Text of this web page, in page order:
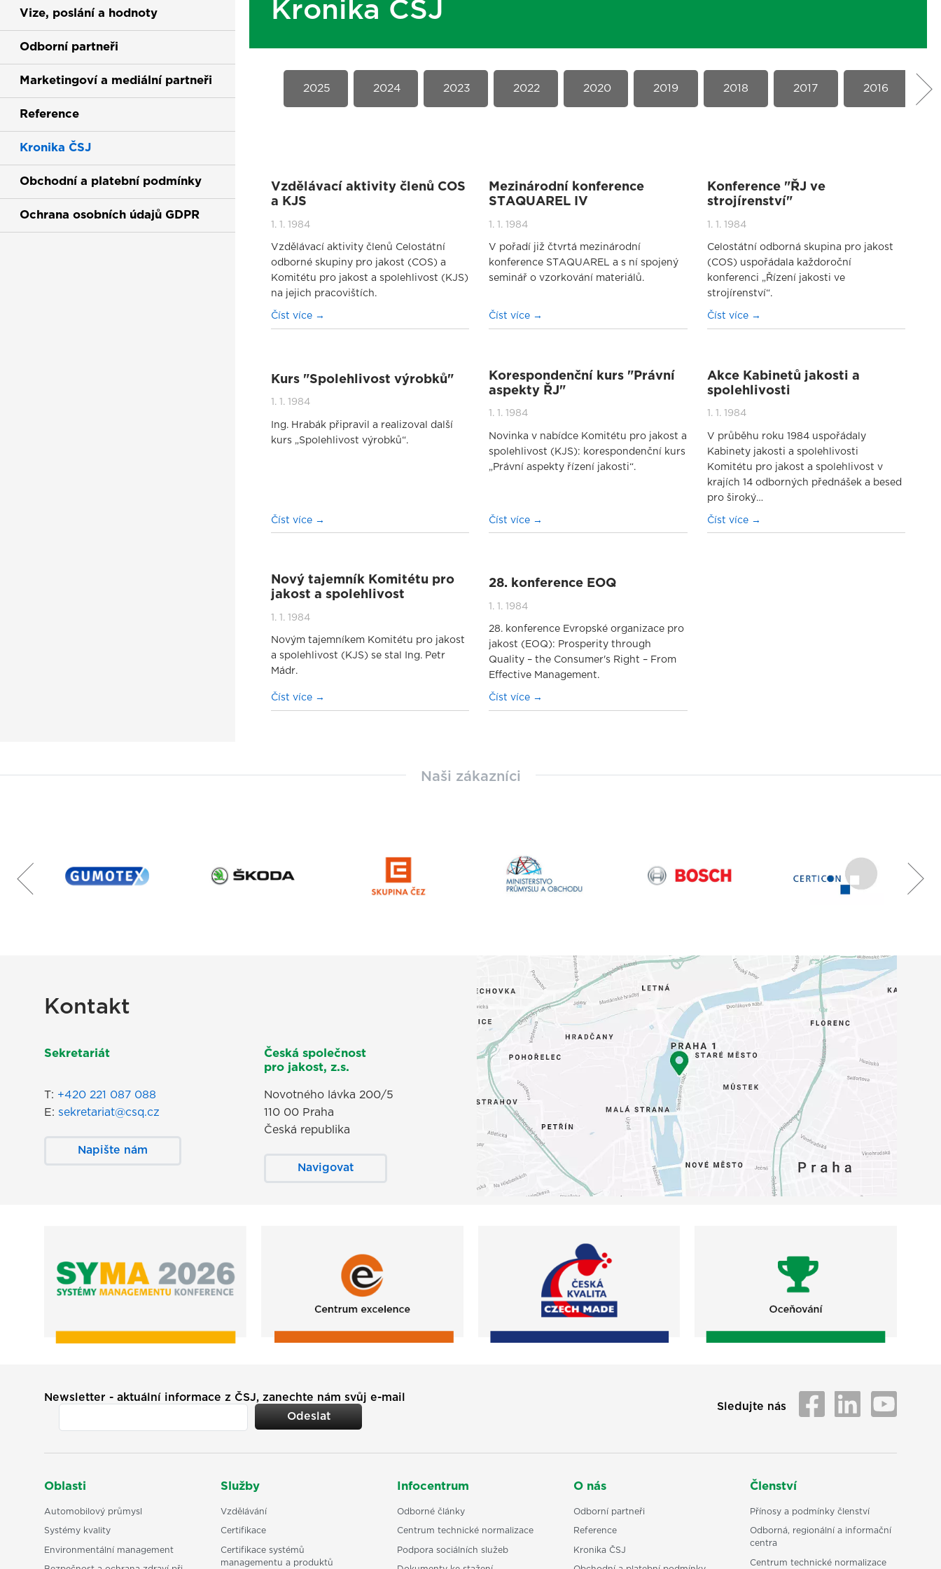
Kronika ČSJ
2025 2024 2023 2022 2020 2019 2018 2017 2016
Vzdělávací aktivity členů COS
a KJS
1. 1. 1984
Vzdělávací aktivity členů Celostátní
odborné skupiny pro jakost (COS) a
Komitétu pro jakost a spolehlivost (KJS)
na jejich pracovištích.
Číst více
Mezinárodní konference
STAQUAREL IV
1. 1. 1984
V pořadí již čtvrtá mezinárodní
konference STAQUAREL a s ní spojený
seminář o vzorkování materiálů.
Číst více
Konference "ŘJ ve
strojírenství"
1. 1. 1984
Celostátní odborná skupina pro jakost
(COS) uspořádala každoroční
konferenci „Řízení jakosti ve
strojírenství“.
Číst více
Kurs "Spolehlivost výrobků"
1. 1. 1984
Ing. Hrabák připravil a realizoval další
kurs „Spolehlivost výrobků“.
Číst více
Korespondenční kurs "Právní
aspekty ŘJ"
1. 1. 1984
Novinka v nabídce Komitétu pro jakost a
spolehlivost (KJS): korespondenční kurs
„Právní aspekty řízení jakosti“.
Číst více
Akce Kabinetů jakosti a
spolehlivosti
1. 1. 1984
V průběhu roku 1984 uspořádaly
Kabinety jakosti a spolehlivosti
Komitétu pro jakost a spolehlivost v
krajích 14 odborných přednášek a besed
pro široký…
Číst více
Nový tajemník Komitétu pro
jakost a spolehlivost
1. 1. 1984
Novým tajemníkem Komitétu pro jakost
a spolehlivost (KJS) se stal Ing. Petr
Mádr.
Číst více
28. konference EOQ
1. 1. 1984
28. konference Evropské organizace pro
jakost (EOQ): Prosperity through
Quality – the Consumer's Right – From
Effective Management.
Číst více
Vize, poslání a hodnoty
Odborní partneři
Marketingoví a mediální partneři
Reference
Kronika ČSJ
Obchodní a platební podmínky
Ochrana osobních údajů GDPR
Naši zákazníci
Kontakt
Sekretariát
T: +420 221 087 088
E: sekretariat@csq.cz
Napište nám
Česká společnost
pro jakost, z.s.
Novotného lávka 200/5
110 00 Praha
Česká republika
Navigovat
Newsletter - aktuální informace z ČSJ, zanechte nám svůj e-mail
Odeslat
Sledujte nás
Oblasti
Automobilový průmysl
Systémy kvality
Environmentální management
Služby
Vzdělávání
Certifikace
Certifikace systémů
managementu a produktů
Infocentrum
Odborné články
Centrum technické normalizace
Podpora sociálních služeb
O nás
Odborní partneři
Reference
Kronika ČSJ
Členství
Přínosy a podmínky členství
Odborná, regionální a informační
centra
Centrum technické normalizace